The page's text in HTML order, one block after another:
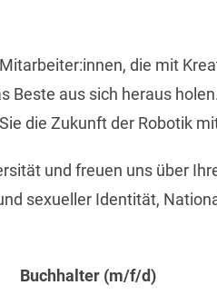
die mit
Beste aus sich heraus
die Zukunft der Robotik
und freuen uns über
sexueller Identität,
Buchhalter (m/f/d)